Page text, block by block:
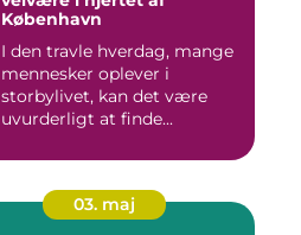
København
I den travle hverdag, mange
mennesker oplever i
storbylivet, kan det være
uvurderligt at finde...
03. maj